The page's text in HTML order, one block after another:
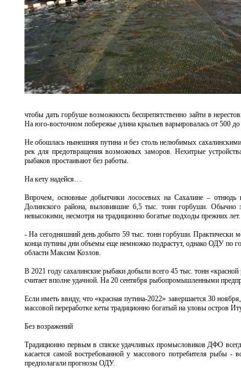
чтобы дать горбуше возможность беспрепятственно зайти в
На юго-восточном побережье длина крыльев варьировалась от 500
Не обошлась нынешняя путина и без столь нелюбимых
рек для предотвращения возможных заморов. Нехитрые
рыбаков простаивают без работы.
На кету надейся…
Впрочем, основные добытчики лососевых на Сахалине –
Долинского района, выловившие 6,5 тыс. тонн горбуши. Обычно
невысокими, несмотря на традиционно богатые подходы прежних лет.
- На сегодняшний день добыто 59 тыс. тонн горбуши. Практически
конца путины дни объемы еще немножко подрастут, однако ОДУ по
области Максим Козлов.
В 2021 году сахалинские рыбаки добыли всего 45 тыс. тонн
считает вполне удачной. На 20 сентября рыбопромышленными
Если иметь ввиду, что «красная путина-2022» завершается 30
массовой переработке кеты традиционно богатый на уловы остров
Без возражений
Традиционно первым в списке удачливых промысловиков ДФО
касается самой востребованной у массового потребителя
предполагали прогнозы ОДУ.